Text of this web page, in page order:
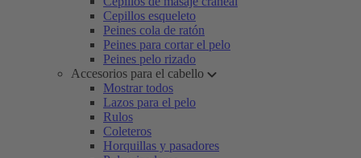
Cepillos esqueleto
Peines cola de ratón
Peines para cortar el pelo
Peines pelo rizado
Accesorios para el cabello
Mostrar todos
Lazos para el pelo
Rulos
Coleteros
Horquillas y pasadores